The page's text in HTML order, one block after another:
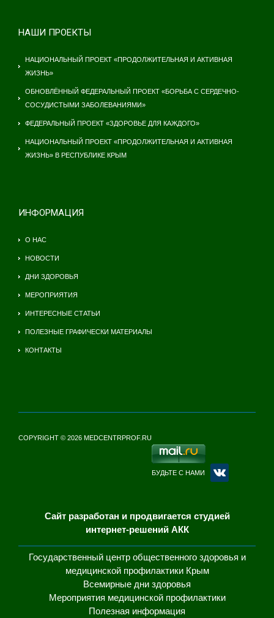
НАШИ ПРОЕКТЫ
НАЦИОНАЛЬНЫЙ ПРОЕКТ «ПРОДОЛЖИТЕЛЬНАЯ И АКТИВНАЯ
ЖИЗНЬ»
ОБНОВЛЁННЫЙ ФЕДЕРАЛЬНЫЙ ПРОЕКТ «БОРЬБА С СЕРДЕЧНО-
СОСУДИСТЫМИ ЗАБОЛЕВАНИЯМИ»
ФЕДЕРАЛЬНЫЙ ПРОЕКТ «ЗДОРОВЬЕ ДЛЯ КАЖДОГО»
НАЦИОНАЛЬНЫЙ ПРОЕКТ «ПРОДОЛЖИТЕЛЬНАЯ И АКТИВНАЯ
ЖИЗНЬ» В РЕСПУБЛИКЕ КРЫМ
ИНФОРМАЦИЯ
О НАС
НОВОСТИ
ДНИ ЗДОРОВЬЯ
МЕРОПРИЯТИЯ
ИНТЕРЕСНЫЕ СТАТЬИ
ПОЛЕЗНЫЕ ГРАФИЧЕСКИ МАТЕРИАЛЫ
КОНТАКТЫ
COPYRIGHT © 2026 MEDCENTRPROF.RU
БУДЬТЕ С НАМИ
Сайт разработан и продвигается студией
интернет-решений АКК
Государственный центр общественного здоровья и
медицинской профилактики Крым
Всемирные дни здоровья
Мероприятия медицинской профилактики
Полезная информация